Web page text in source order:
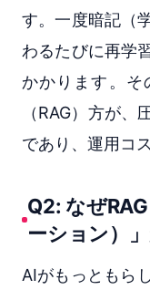
す。一度暗記（
わるたびに再学
かかります。そ
（RAG）方が
であり、運用コ
Q2: なぜ
ーション）
AIがもっともら